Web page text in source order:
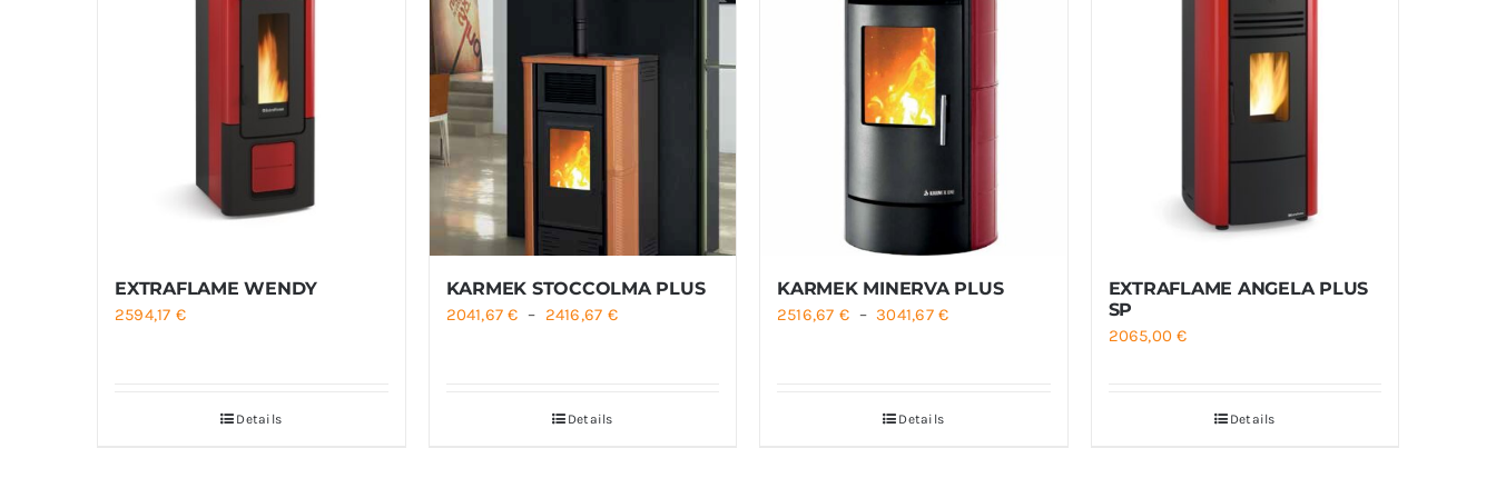
EXTRAFLAME WENDY
2594,17 €
Details
KARMEK STOCCOLMA PLUS
2041,67€ – 2416,67 €Plage
Details
KARMEK MINERVA PLUS
2516,67 € – 3041,67€Plage
Details
EXTRAFLAME ANGELA PLUS
SP
2065,00€
Details